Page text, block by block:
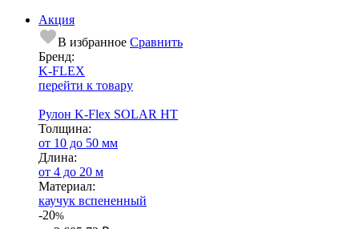
Акция
В избранное Сравнить
Бренд:
K-FLEX
перейти к товару
Рулон K-Flex SOLAR HT
Тол­щи­на:
от 10 до 50 мм
Длина:
от 4 до 20 м
Ма­­те­­ри­­ал:
каучук вспененный
-20%